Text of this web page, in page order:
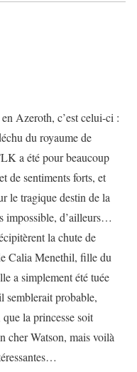
Azeroth, c’est celui-ci :
du royaume de
a été pour beaucoup
de sentiments forts, et
le tragique destin de la
impossible, d’ailleurs…
la chute de
Calia Menethil, fille du
a simplement été tuée
semblerait probable,
la princesse soit
cher Watson, mais voilà